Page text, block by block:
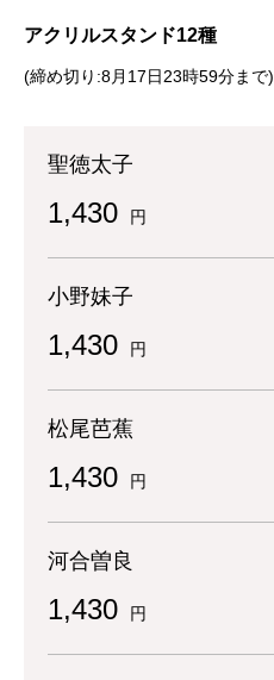
アクリルスタンド12種
(締め切り:8月17日23時59分まで)
聖徳太子
1,430 円
小野妹子
1,430 円
松尾芭蕉
1,430 円
河合曽良
1,430 円